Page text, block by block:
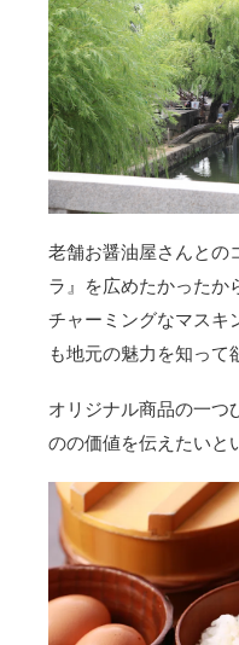
老舗お醤油屋さんとの
ラ』を広めたかったか
チャーミングなマスキ
も地元の魅力を知って
オリジナル商品の一つ
のの価値を伝えたいと